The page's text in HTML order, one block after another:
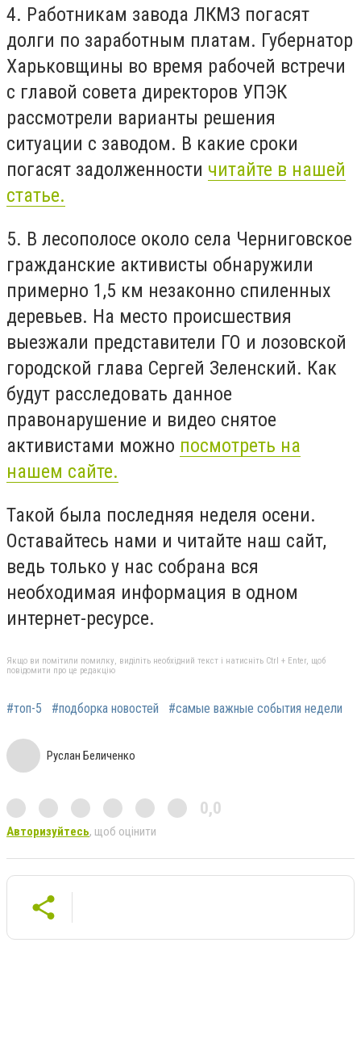
4. Работникам завода ЛКМЗ погасят
долги по заработным платам. Губернатор
Харьковщины во время рабочей встречи
с главой совета директоров УПЭК
рассмотрели варианты решения
ситуации с заводом. В какие сроки
погасят задолженности читайте в нашей
статье.
5. В лесополосе около села Черниговское
гражданские активисты обнаружили
примерно 1,5 км незаконно спиленных
деревьев. На место происшествия
выезжали представители ГО и лозовской
городской глава Сергей Зеленский. Как
будут расследовать данное
правонарушение и видео снятое
активистами можно посмотреть на
нашем сайте.
Такой была последняя неделя осени.
Оставайтесь нами и читайте наш сайт,
ведь только у нас собрана вся
необходимая информация в одном
интернет-ресурсе.
Якщо ви помітили помилку, виділіть необхідний текст і натисніть Ctrl + Enter, щоб
повідомити про це редакцію
#топ-5 #подборка новостей #самые важные события недели
Руслан Беличенко
0,0
Авторизуйтесь, щоб оцінити